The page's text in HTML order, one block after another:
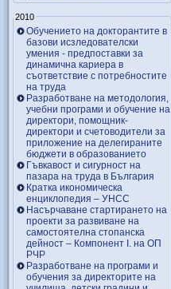
2010
Обучението на докторантите в
базови исзледователски
умения - предпоставки за
динамична кариера в
съответствие с потребностите
на труда
Разработване на методология,
учебни програми и обучение на
директори, помощник-
директори и счетоводители за
приложение на делегираните
бюджети в образованието
Гъвкавост и сигурност на
пазара на труда в България
Кратка икономическа
енциклопедия – УНСС
Насърчаване стартирането на
проекти за развиване на
самостоятелна стопанска
дейност – Компонент I. на ОП
РЧР
Разработване на програми и
обучения за директорите на